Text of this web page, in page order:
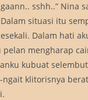
sshh..” Nina
situasi itu
Dalam hati
pelan mengharap
kubuat
klitorisnya